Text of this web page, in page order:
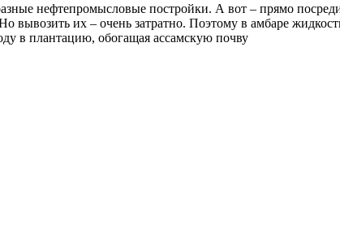
нефтепромысловые постройки. А вот – прямо
их – очень затратно. Поэтому в амбаре
в плантацию, обогащая ассамскую почву